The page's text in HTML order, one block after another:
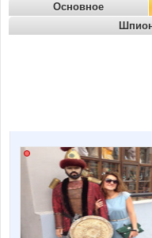
Основное